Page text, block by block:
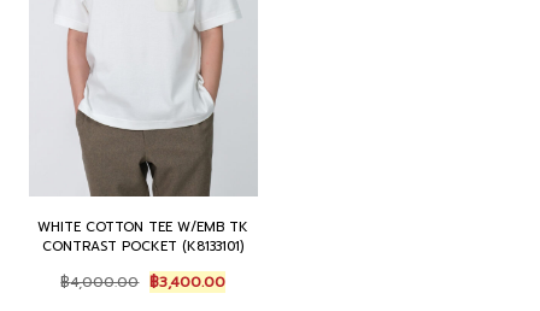
WHITE COTTON TEE W/EMB TK
CONTRAST POCKET (K8133101)
฿4,000.00 Original
price
฿3,400.00Current
price